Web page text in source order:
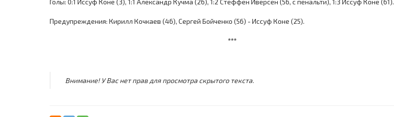
Голы: 0:1 Иссуф Коне (3), 1:1 Александр Кучма (26), 1:2 Стеффен Иверсен (56, с пенальти), 1:3 Иссуф Коне (61).
Предупреждения: Кирилл Кочкаев (46), Сергей Бойченко (56) - Иссуф Коне (25).
***
Внимание! У Вас нет прав для просмотра скрытого текста.